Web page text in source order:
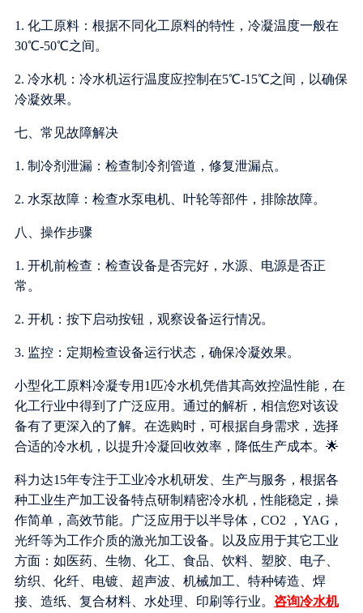
1. 化工原料：根据不同化工原料的特性，冷凝温度一般在
30℃-50℃之间。
2. 冷水机：冷水机运行温度应控制在5℃-15℃之间，以确保
冷凝效果。
七、常见故障解决
1. 制冷剂泄漏：检查制冷剂管道，修复泄漏点。
2. 水泵故障：检查水泵电机、叶轮等部件，排除故障。
八、操作步骤
1. 开机前检查：检查设备是否完好，水源、电源是否正
常。
2. 开机：按下启动按钮，观察设备运行情况。
3. 监控：定期检查设备运行状态，确保冷凝效果。
小型化工原料冷凝专用1匹冷水机凭借其高效控温性能，在
化工行业中得到了广泛应用。通过的解析，相信您对该设
备有了更深入的了解。在选购时，可根据自身需求，选择
合适的冷水机，以提升冷凝回收效率，降低生产成本。🌟
科力达15年专注于工业冷水机研发、生产与服务，根据各
种工业生产加工设备特点研制精密冷水机，性能稳定，操
作简单，高效节能。广泛应用于以半导体，CO2 ，YAG，
光纤等为工作介质的激光加工设备。以及应用于其它工业
方面：如医药、生物、化工、食品、饮料、塑胶、电子、
纺织、化纤、电镀、超声波、机械加工、特种铸造、焊
接、造纸、复合材料、水处理、印刷等行业。 咨询冷水机